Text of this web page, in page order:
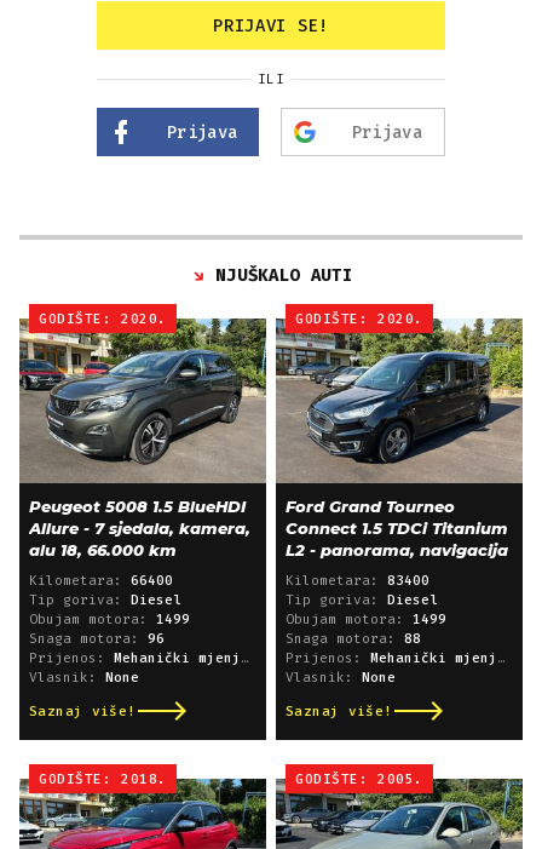
PRIJAVI SE!
ILI
Prijava Prijava
NJUŠKALO AUTI
GODIŠTE: 2020.
Peugeot 5008 1.5 BlueHDI
Allure - 7 sjedala, kamera,
alu 18, 66.000 km
Kilometara: 66400
Tip goriva: Diesel
Obujam motora: 1499
Snaga motora: 96
Prijenos: Mehanički mjenjač
Vlasnik: None
Saznaj više!
GODIŠTE: 2020.
Ford Grand Tourneo
Connect 1.5 TDCi Titanium
L2 - panorama, navigacija
Kilometara: 83400
Tip goriva: Diesel
Obujam motora: 1499
Snaga motora: 88
Prijenos: Mehanički mjenjač
Vlasnik: None
Saznaj više!
GODIŠTE: 2018. GODIŠTE: 2005.